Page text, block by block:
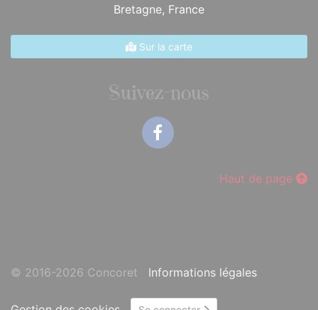
Bretagne, France
Sur la carte
Suivez-nous
Haut de page
© 2016-2026 Concoret Informations légales